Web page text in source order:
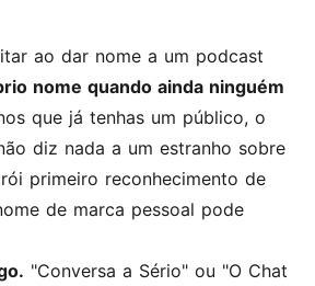
ao dar nome a um podcast
nome quando ainda ninguém
que já tenhas um público, o
diz nada a um estranho sobre
primeiro reconhecimento de
de marca pessoal pode
"Conversa a Sério" ou "O Chat